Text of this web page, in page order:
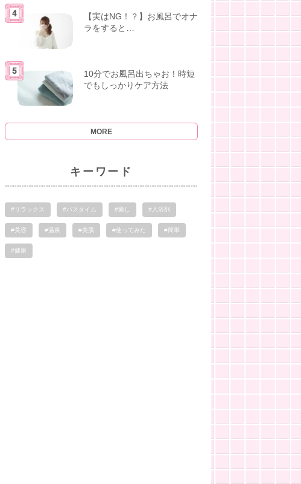
【実はNG！？】お風呂でオナ
ラをすると…
10分でお風呂出ちゃお！時短
でもしっかりケア方法
MORE
キーワード
#リラックス #バスタイム #癒し #入浴剤
#美容 #温泉 #美肌 #使ってみた #簡単
#健康